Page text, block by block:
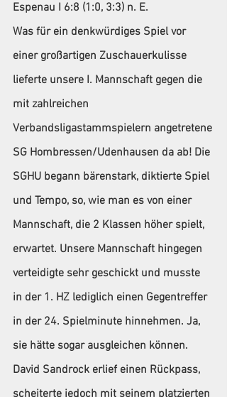
Espenau I 6:8 (1:0, 3:3) n. E.
Was für ein denkwürdiges Spiel vor
einer großartigen Zuschauerkulisse
lieferte unsere I. Mannschaft gegen die
mit zahlreichen
Verbandsligastammspielern angetretene
SG Hombressen/Udenhausen da ab! Die
SGHU begann bärenstark, diktierte Spiel
und Tempo, so, wie man es von einer
Mannschaft, die 2 Klassen höher spielt,
erwartet. Unsere Mannschaft hingegen
verteidigte sehr geschickt und musste
in der 1. HZ lediglich einen Gegentreffer
in der 24. Spielminute hinnehmen. Ja,
sie hätte sogar ausgleichen können.
David Sandrock erlief einen Rückpass,
scheiterte jedoch mit seinem platzierten